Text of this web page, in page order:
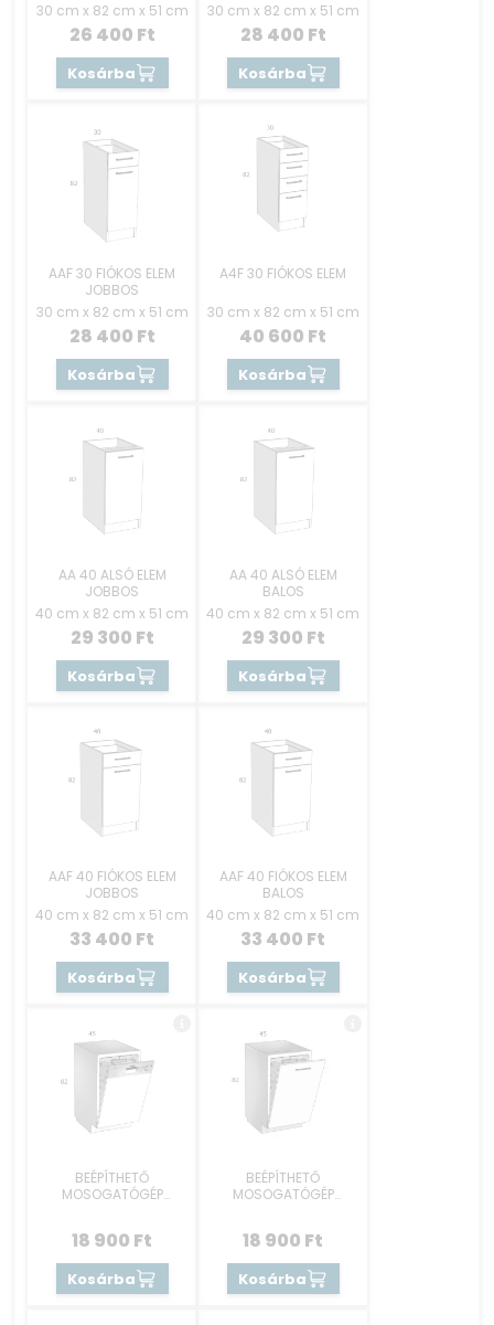
30 cm x 82 cm x 51 cm
26 400 Ft
Kosárba
30 cm x 82 cm x 51 cm
28 400 Ft
Kosárba
AAF 30 FIÓKOS ELEM
JOBBOS
30 cm x 82 cm x 51 cm
28 400 Ft
Kosárba
A4F 30 FIÓKOS ELEM
30 cm x 82 cm x 51 cm
40 600 Ft
Kosárba
AA 40 ALSÓ ELEM
JOBBOS
40 cm x 82 cm x 51 cm
29 300 Ft
Kosárba
AA 40 ALSÓ ELEM
BALOS
40 cm x 82 cm x 51 cm
29 300 Ft
Kosárba
AAF 40 FIÓKOS ELEM
JOBBOS
40 cm x 82 cm x 51 cm
33 400 Ft
Kosárba
AAF 40 FIÓKOS ELEM
BALOS
40 cm x 82 cm x 51 cm
33 400 Ft
Kosárba
BEÉPÍTHETŐ
MOSOGATÓGÉP
18 900 Ft
Kosárba
BEÉPÍTHETŐ
MOSOGATÓGÉP
18 900 Ft
Kosárba